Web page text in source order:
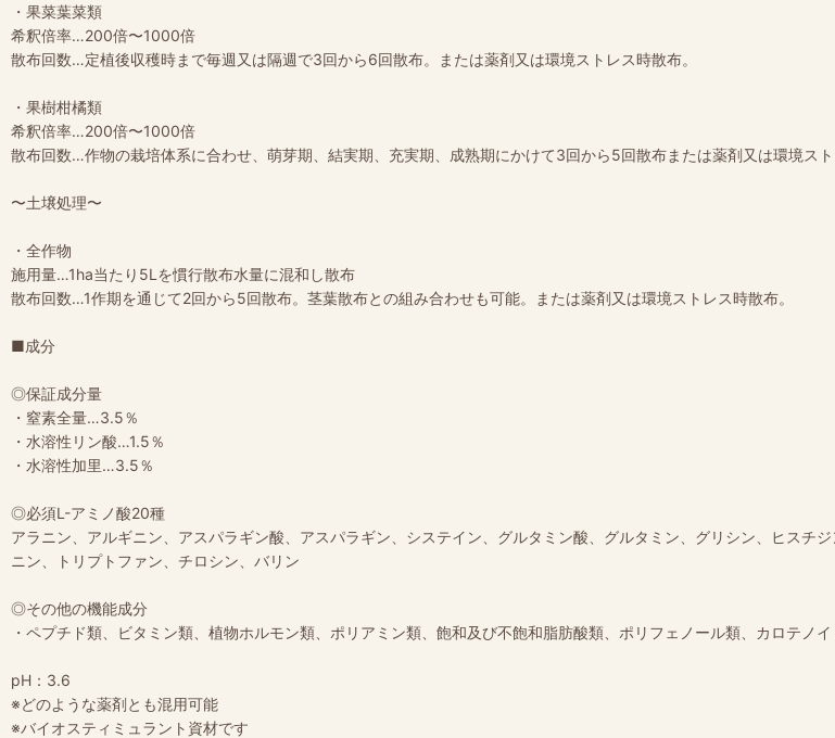
・果菜葉菜類
希釈倍率…200倍〜1000倍
散布回数…定植後収穫時まで毎週又は隔週で3回から6回散布。または薬剤又は環境ストレス時散布。
・果樹柑橘類
希釈倍率…200倍〜1000倍
散布回数…作物の栽培体系に合わせ、萌芽期、結実期、充実期、成熟期にかけて3回から5回散布または薬剤又は環境スト
〜土壌処理〜
・全作物
施用量…1ha当たり5Lを慣行散布水量に混和し散布
散布回数…1作期を通じて2回から5回散布。茎葉散布との組み合わせも可能。または薬剤又は環境ストレス時散布。
■成分
◎保証成分量
・窒素全量…3.5％
・水溶性リン酸…1.5％
・水溶性加里…3.5％
◎必須L-アミノ酸20種
アラニン、アルギニン、アスパラギン酸、アスパラギン、システイン、グルタミン酸、グルタミン、グリシン、ヒスチ
ニン、トリプトファン、チロシン、バリン
◎その他の機能成分
・ペプチド類、ビタミン類、植物ホルモン類、ポリアミン類、飽和及び不飽和脂肪酸類、ポリフェノール類、カロテノ
pH：3.6
※どのような薬剤とも混用可能
※バイオスティミュラント資材です